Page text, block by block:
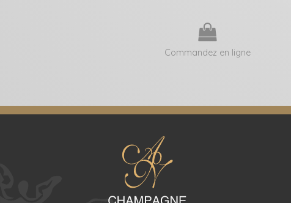
Commandez en ligne